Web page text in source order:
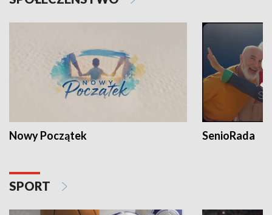
Nowy Początek SenioRada
SPORT